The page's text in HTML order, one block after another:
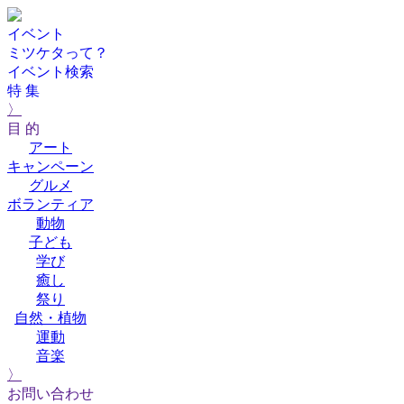
イベント
ミツケタって？
イベント検索
特 集
〉
目 的
アート
キャンペーン
グルメ
ボランティア
動物
子ども
学び
癒し
祭り
自然・植物
運動
音楽
〉
お問い合わせ